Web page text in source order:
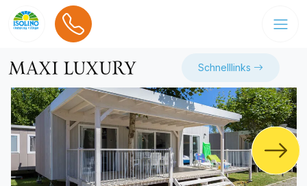
MAXI LUXURY Schnelllinks